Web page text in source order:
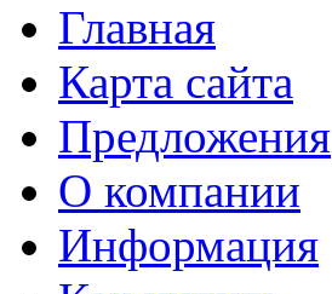
Главная
Карта сайта
Предложения
О компании
Информация